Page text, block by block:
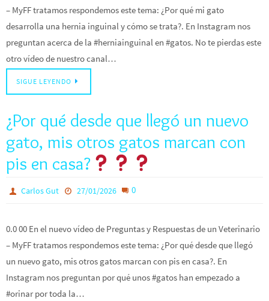
– MyFF tratamos respondemos este tema: ¿Por qué mi gato
desarrolla una hernia inguinal y cómo se trata?. En Instagram nos
preguntan acerca de la #herniainguinal en #gatos. No te pierdas este
otro vídeo de nuestro canal…
SIGUE LEYENDO
¿Por qué desde que llegó un nuevo
gato, mis otros gatos marcan con
pis en casa?
Carlos Gut 27/01/2026 0
0.0 00 En el nuevo vídeo de Preguntas y Respuestas de un Veterinario
– MyFF tratamos respondemos este tema: ¿Por qué desde que llegó
un nuevo gato, mis otros gatos marcan con pis en casa?. En
Instagram nos preguntan por qué unos #gatos han empezado a
#orinar por toda la…